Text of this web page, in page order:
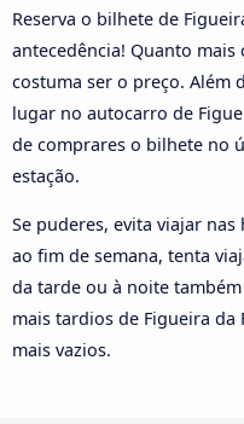
Reserva o bilhete de
antecedência! Quanto mais
costuma ser o preço. Além
lugar no autocarro de
de comprares o bilhete no
estação.
Se puderes, evita viajar
ao fim de semana, tenta
da tarde ou à noite
mais tardios de Figueira da
mais vazios.